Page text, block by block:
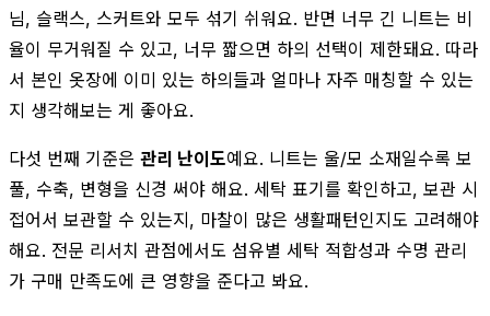
님, 슬랙스, 스커트와 모두 섞기 쉬워요. 반면 너무 긴 니트는 비
율이 무거워질 수 있고, 너무 짧으면 하의 선택이 제한돼요. 따라
서 본인 옷장에 이미 있는 하의들과 얼마나 자주 매칭할 수 있는
지 생각해보는 게 좋아요.
다섯 번째 기준은 관리 난이도예요. 니트는 울/모 소재일수록 보
풀, 수축, 변형을 신경 써야 해요. 세탁 표기를 확인하고, 보관 시
접어서 보관할 수 있는지, 마찰이 많은 생활패턴인지도 고려해야
해요. 전문 리서치 관점에서도 섬유별 세탁 적합성과 수명 관리
가 구매 만족도에 큰 영향을 준다고 봐요.